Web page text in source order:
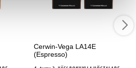
Cerwin-Vega LA14E
(Espresso)